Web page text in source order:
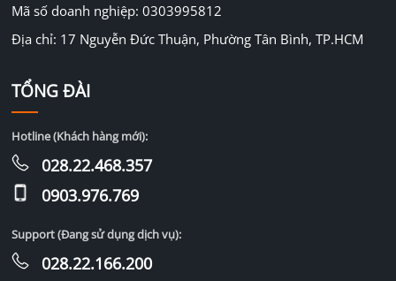
Mã số doanh nghiệp: 0303995812
Địa chỉ: 17 Nguyễn Đức Thuận, Phường Tân Bình, TP.HCM
TỔNG ĐÀI
Hotline (Khách hàng mới):
028.22.468.357
0903.976.769
Support (Đang sử dụng dịch vụ):
028.22.166.200